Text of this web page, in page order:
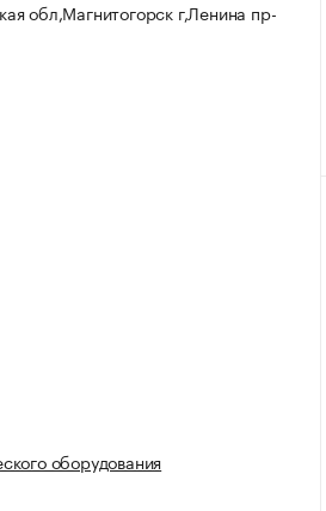
обл,Магнитогорск г,Ленина пр-
оборудования